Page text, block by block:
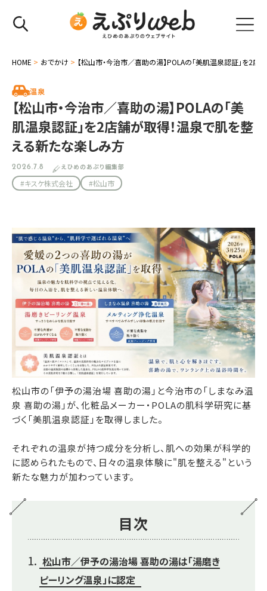
HOME > おでかけ > 【松山市・今治市／喜助の湯】POLAの「美肌温泉認証」を2
温泉
【松山市・今治市／喜助の湯】POLAの「美
肌温泉認証」を2店舗が取得！温泉で肌を整
える新たな楽しみ方
2026.7.8 えひめのあぷり編集部
#キスケ株式会社 #松山市
松山市の「伊予の湯治場 喜助の湯」と今治市の「しまなみ温
泉 喜助の湯」が、化粧品メーカー・POLAの肌科学研究に基
づく「美肌温泉認証」を取得しました。
それぞれの温泉が持つ成分を分析し、肌への効果が科学的
に認められたもので、日々の温泉体験に"肌を整える"という
新たな魅力が加わっています。
目次
松山市／伊予の湯治場 喜助の湯は「湯磨き
ピーリング温泉」に認定